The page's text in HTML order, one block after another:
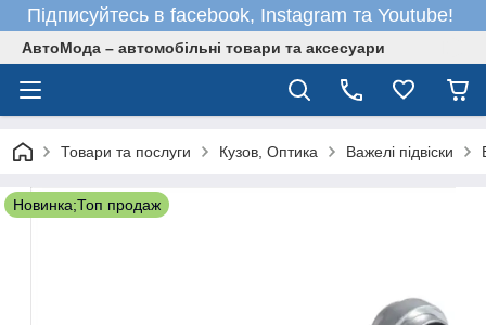
Підписуйтесь в facebook, Instagram та Youtube!
АвтоМода – автомобільні товари та аксесуари
Товари та послуги Кузов, Оптика Важелі підвіски
Новинка;Топ продаж